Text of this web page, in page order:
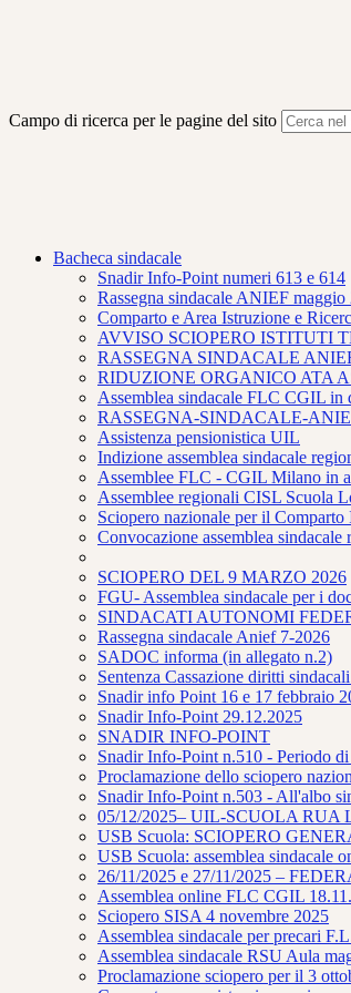
Campo di ricerca per le pagine del sito
Bacheca sindacale
Snadir Info-Point numeri 613 e 614
Rassegna sindacale ANIEF maggio
Comparto e Area Istruzione e
AVVISO SCIOPERO ISTITUTI
RASSEGNA SINDACALE
RIDUZIONE ORGANICO ATA
Assemblea sindacale FLC CGIL in
RASSEGNA-SINDACALE-
Assistenza pensionistica UIL
Indizione assemblea sindacale
Assemblee FLC - CGIL Milano in
Assemblee regionali CISL Scuola
Sciopero nazionale per il
Convocazione assemblea
SCIOPERO DEL 9 MARZO 2026
FGU- Assemblea sindacale per i
SINDACATI AUTONOMI
Rassegna sindacale Anief 7-2026
SADOC informa (in allegato n.2)
Sentenza Cassazione diritti
Snadir info Point 16 e 17 febbraio
Snadir Info-Point 29.12.2025
SNADIR INFO-POINT
Snadir Info-Point n.510 - Periodo
Proclamazione dello sciopero
Snadir Info-Point n.503 - All'albo
05/12/2025– UIL-SCUOLA RUA
USB Scuola: SCIOPERO
USB Scuola: assemblea sindacale
26/11/2025 e 27/11/2025 –
Assemblea online FLC CGIL
Sciopero SISA 4 novembre 2025
Assemblea sindacale per precari
Assemblea sindacale RSU Aula
Proclamazione sciopero per il 3